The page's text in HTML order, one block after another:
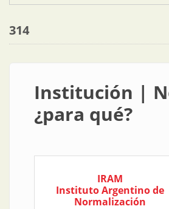
314
Institución |
¿para qué?
IRAM
Instituto Argentino de
Normalización